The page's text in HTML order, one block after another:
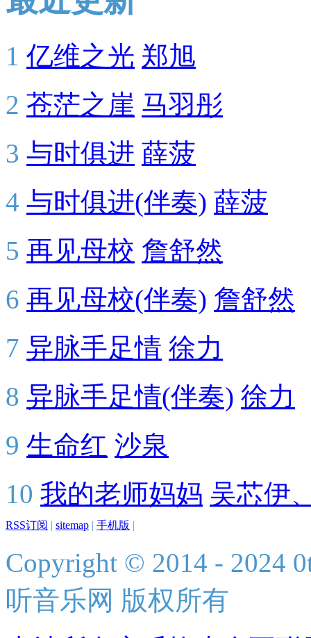
1 亿维之光 郑旭
2 苍茫之崖 马羽彤
3 与时俱进 薛菠
4 与时俱进(伴奏) 薛菠
5 再见母校 詹舒然
6 再见母校(伴奏) 詹舒然
7 异脉手足情 徐力
8 异脉手足情(伴奏) 徐力
9 生命红 沙泉
10 我的老师妈妈 吴芯伊
RSS订阅 | sitemap | 手机版 |
Copyright © 2014 - 2024
听音乐网 版权所有